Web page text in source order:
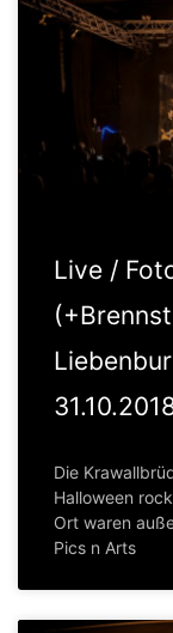
Live /
Die
Halloween
Ort waren
Pics n Arts